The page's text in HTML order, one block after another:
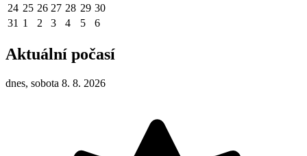
24 25 26 27 28 29 30
31 1 2 3 4 5 6
Aktuální počasí
dnes, sobota 8. 8. 2026